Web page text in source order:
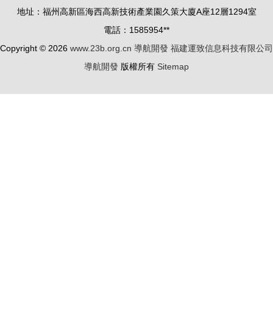
地址：福州高新區海西高新技術產業園久策大廈A座12層1294室
電話：1585954**
Copyright © 2026 www.23b.org.cn 導航開發 福建運致信息科技有限公司
導航開發 版權所有 Sitemap